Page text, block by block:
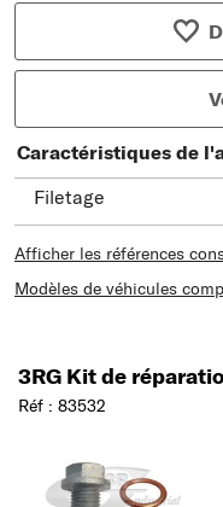
Caractéristiques de
Filetage
Afficher les références
Modèles de véhicules
3RG Kit de
Réf : 83532